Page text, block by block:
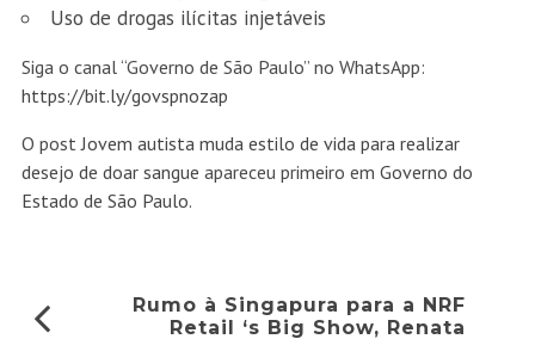
Uso de drogas ilícitas injetáveis
Siga o canal “Governo de São Paulo” no WhatsApp:
https://bit.ly/govspnozap
O postJovem autista muda estilo de vida para realizar
desejo de doar sangue apareceu primeiro em Governo do
Estado de São Paulo.
Rumo à Singapura para a NRF
Retail ‘s Big Show, Renata